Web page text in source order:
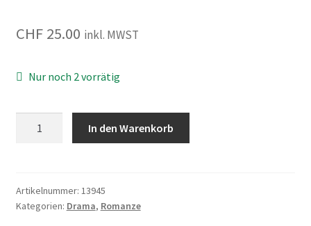
CHF25.00 inkl. MWST
Nur noch 2 vorrätig
In den Warenkorb
Artikelnummer: 13945
Kategorien: Drama, Romanze